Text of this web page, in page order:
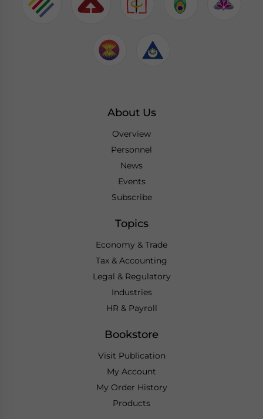
About Us
Overview
Personnel
News
Events
Subscribe
Topics
Economy & Trade
Tax & Accounting
Legal & Regulatory
Industries
HR & Payroll
Bookstore
Visit Publication
My Account
My Order History
Products